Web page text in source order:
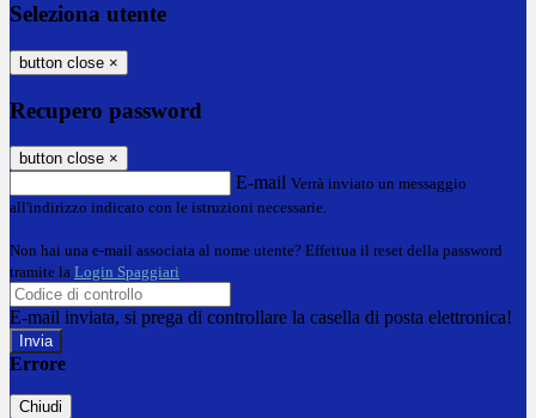
Seleziona utente
button close ×
Recupero password
button close ×
E-mail Verrà inviato un messaggio
all'indirizzo indicato con le istruzioni necessarie.
Non hai una e-mail associata al nome utente? Effettua il reset della password
tramite la Login Spaggiari
E-mail inviata, si prega di controllare la casella di posta elettronica!
Errore
Chiudi